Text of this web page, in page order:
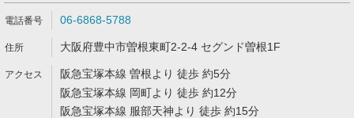
06-6868-5788
大阪府豊中市曽根東町2-2-4 セグンド曽根1F
阪急宝塚本線 曽根より 徒歩 約5分
阪急宝塚本線 岡町より 徒歩 約12分
阪急宝塚本線 服部天神より 徒歩 約15分